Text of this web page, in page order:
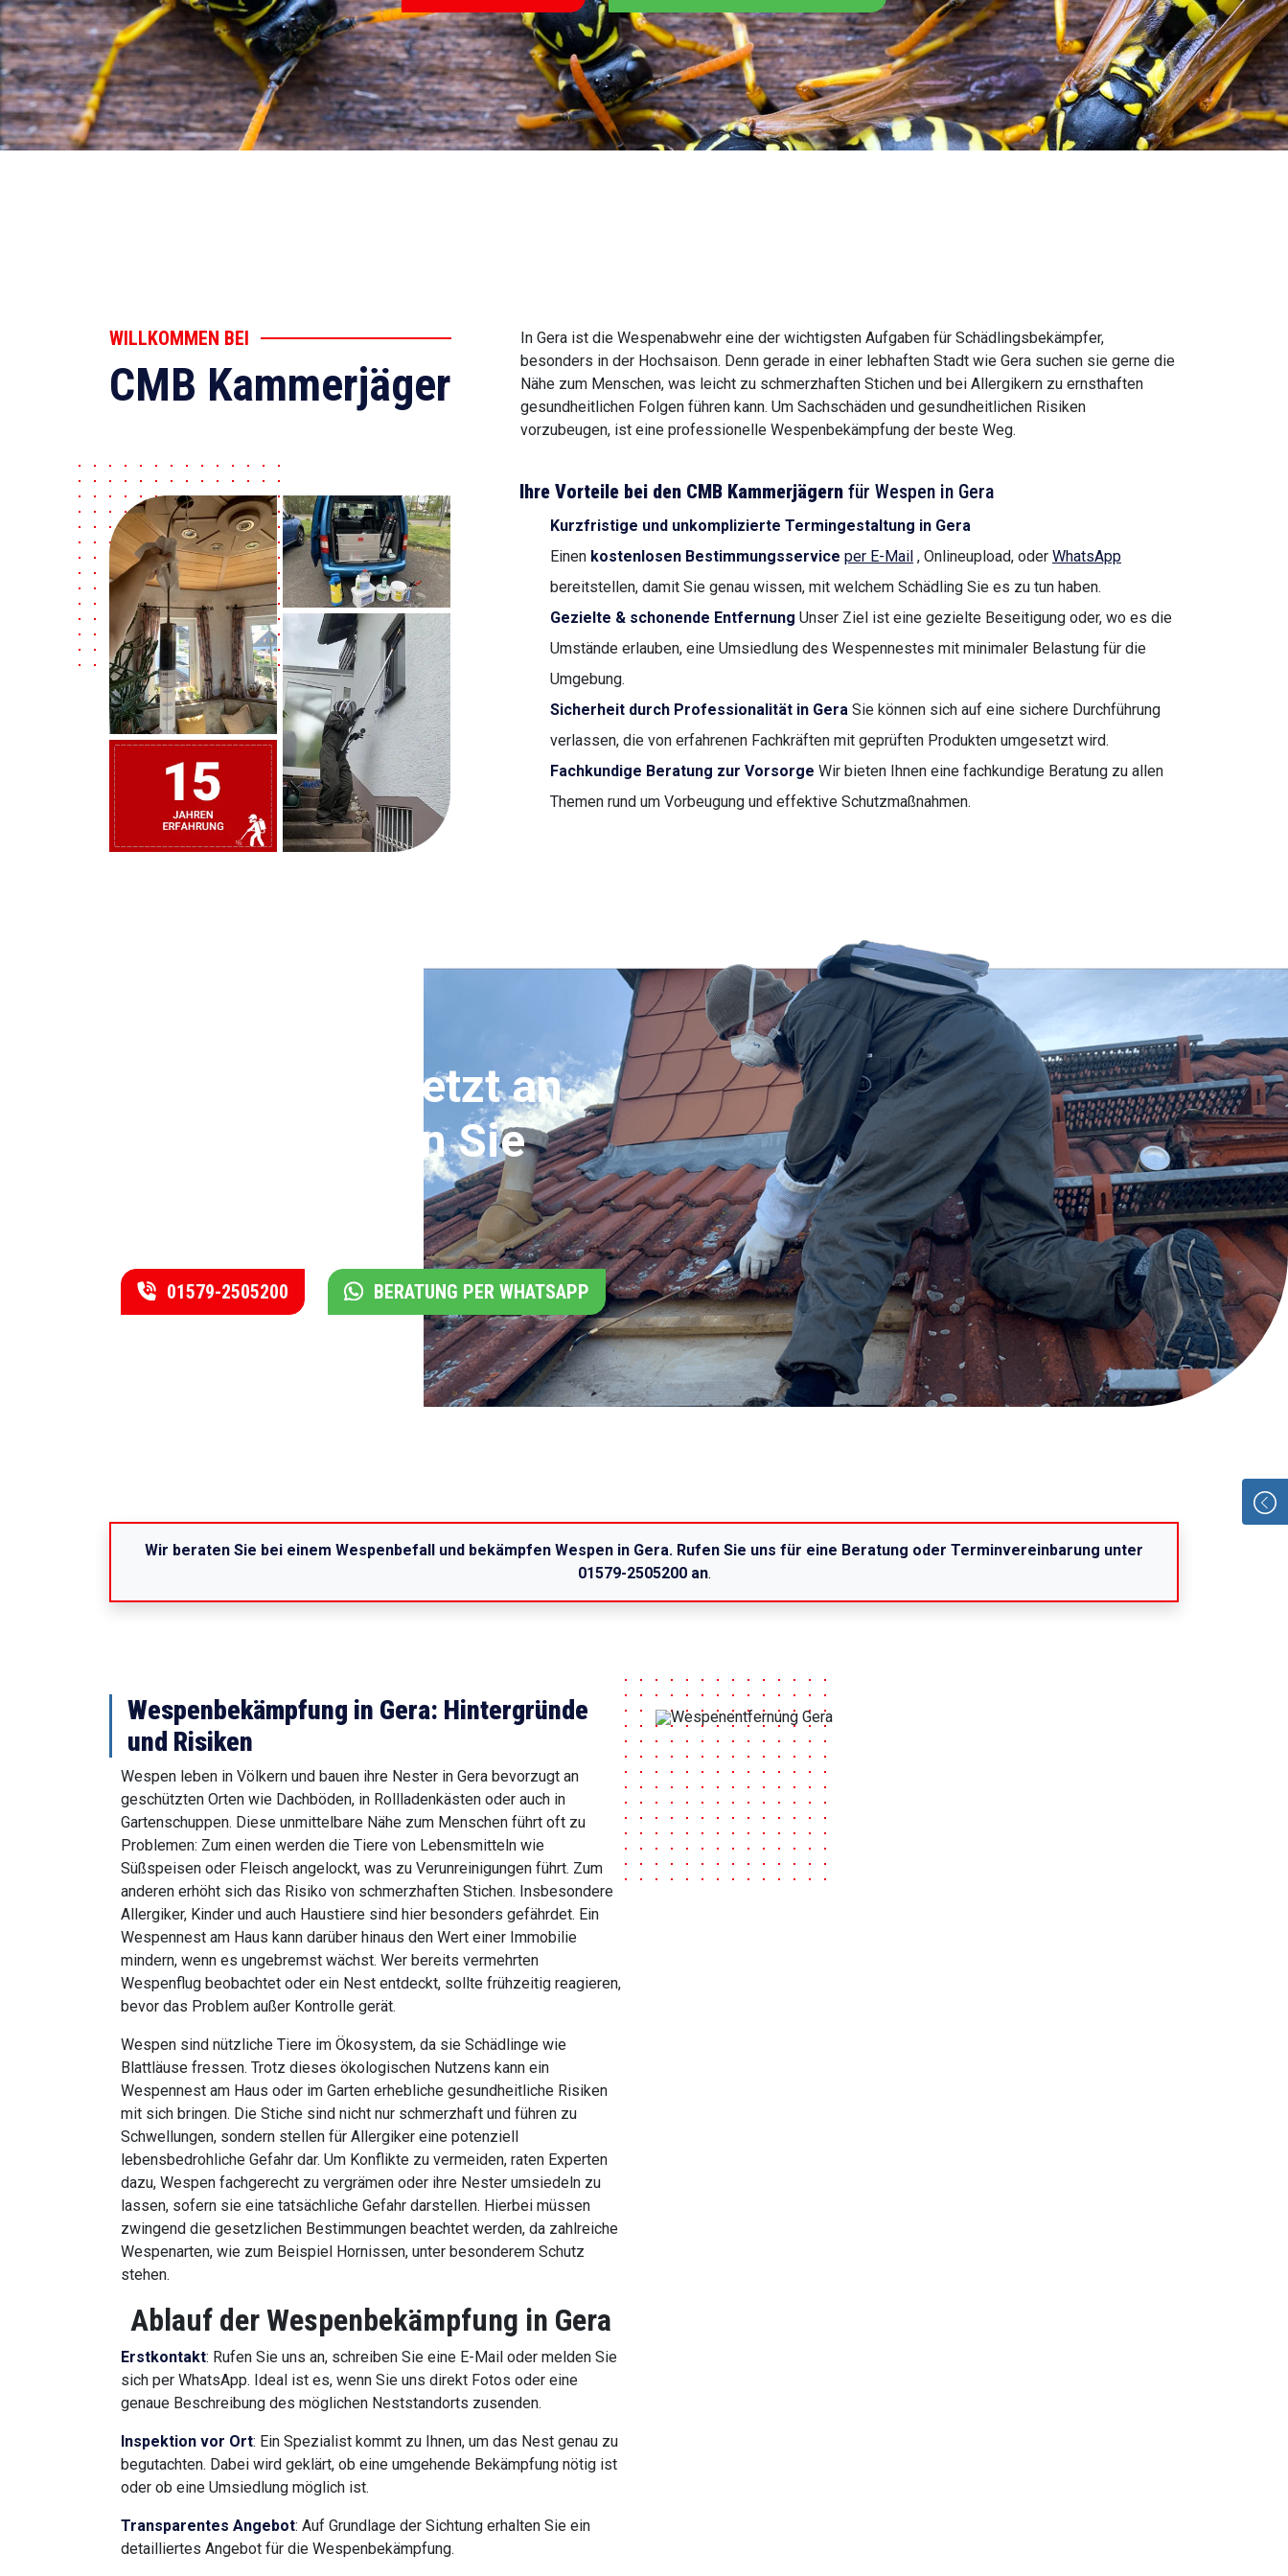
WILLKOMMEN BEI
CMB Kammerjäger
In Gera ist die Wespenabwehr eine der wichtigsten Aufgaben für Schädlingsbekämpfer,
besonders in der Hochsaison. Denn gerade in einer lebhaften Stadt wie Gera suchen sie gerne die
Nähe zum Menschen, was leicht zu schmerzhaften Stichen und bei Allergikern zu ernsthaften
gesundheitlichen Folgen führen kann. Um Sachschäden und gesundheitlichen Risiken
vorzubeugen, ist eine professionelle Wespenbekämpfung der beste Weg.
Ihre Vorteile bei den CMB Kammerjägern für Wespen in Gera
Kurzfristige und unkomplizierte Termingestaltung in Gera
Einen kostenlosen Bestimmungsservice per E-Mail , Onlineupload, oder WhatsApp
bereitstellen, damit Sie genau wissen, mit welchem Schädling Sie es zu tun haben.
Gezielte & schonende Entfernung Unser Ziel ist eine gezielte Beseitigung oder, wo es die
Umstände erlauben, eine Umsiedlung des Wespennestes mit minimaler Belastung für die
Umgebung.
Sicherheit durch Professionalität in Gera Sie können sich auf eine sichere Durchführung
verlassen, die von erfahrenen Fachkräften mit geprüften Produkten umgesetzt wird.
Fachkundige Beratung zur Vorsorge Wir bieten Ihnen eine fachkundige Beratung zu allen
Themen rund um Vorbeugung und effektive Schutzmaßnahmen.
Rufen Sie uns jetzt an
und vereinbaren Sie
01579-2505200 BERATUNG PER WHATSAPP
Wir beraten Sie bei einem Wespenbefall und bekämpfen Wespen in Gera. Rufen Sie uns für eine Beratung oder Terminvereinbarung unter
01579-2505200 an.
Wespenbekämpfung in Gera: Hintergründe
und Risiken
Wespen leben in Völkern und bauen ihre Nester in Gera bevorzugt an
geschützten Orten wie Dachböden, in Rollladenkästen oder auch in
Gartenschuppen. Diese unmittelbare Nähe zum Menschen führt oft zu
Problemen: Zum einen werden die Tiere von Lebensmitteln wie
Süßspeisen oder Fleisch angelockt, was zu Verunreinigungen führt. Zum
anderen erhöht sich das Risiko von schmerzhaften Stichen. Insbesondere
Allergiker, Kinder und auch Haustiere sind hier besonders gefährdet. Ein
Wespennest am Haus kann darüber hinaus den Wert einer Immobilie
mindern, wenn es ungebremst wächst. Wer bereits vermehrten
Wespenflug beobachtet oder ein Nest entdeckt, sollte frühzeitig reagieren,
bevor das Problem außer Kontrolle gerät.
Wespen sind nützliche Tiere im Ökosystem, da sie Schädlinge wie
Blattläuse fressen. Trotz dieses ökologischen Nutzens kann ein
Wespennest am Haus oder im Garten erhebliche gesundheitliche Risiken
mit sich bringen. Die Stiche sind nicht nur schmerzhaft und führen zu
Schwellungen, sondern stellen für Allergiker eine potenziell
lebensbedrohliche Gefahr dar. Um Konflikte zu vermeiden, raten Experten
dazu, Wespen fachgerecht zu vergrämen oder ihre Nester umsiedeln zu
lassen, sofern sie eine tatsächliche Gefahr darstellen. Hierbei müssen
zwingend die gesetzlichen Bestimmungen beachtet werden, da zahlreiche
Wespenarten, wie zum Beispiel Hornissen, unter besonderem Schutz
stehen.
Ablauf der Wespenbekämpfung in Gera
Erstkontakt: Rufen Sie uns an, schreiben Sie eine E-Mail oder melden Sie
sich per WhatsApp. Ideal ist es, wenn Sie uns direkt Fotos oder eine
genaue Beschreibung des möglichen Neststandorts zusenden.
Inspektion vor Ort: Ein Spezialist kommt zu Ihnen, um das Nest genau zu
begutachten. Dabei wird geklärt, ob eine umgehende Bekämpfung nötig ist
oder ob eine Umsiedlung möglich ist.
Transparentes Angebot: Auf Grundlage der Sichtung erhalten Sie ein
detailliertes Angebot für die Wespenbekämpfung.